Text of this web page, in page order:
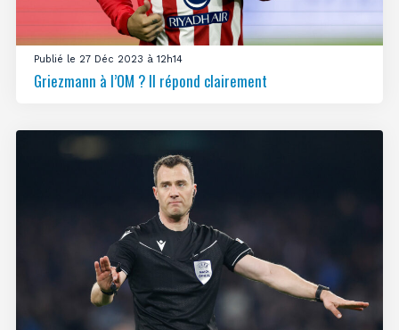
Publié le 27 Déc 2023 à 12h14
Griezmann à l’OM ? Il répond clairement